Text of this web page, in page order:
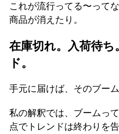
これが流行ってる〜って
商品が消えたり。
在庫切れ。入荷待
ド。
手元に届けば、そのブー
私の解釈では、ブームっ
点でトレンドは終わりを